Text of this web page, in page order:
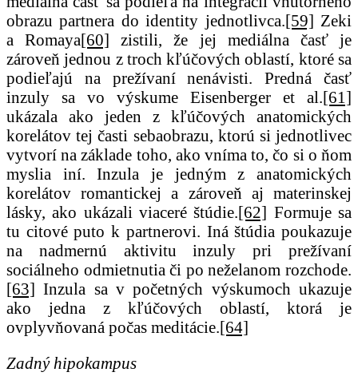
obrazu partnera do identity jednotlivca.[59] Zeki
a Romaya[60] zistili, že jej mediálna časť je
zároveň jednou z troch kľúčových oblastí, ktoré sa
podieľajú na prežívaní nenávisti. Predná časť
inzuly sa vo výskume Eisenberger et al.[61]
ukázala ako jeden z kľúčových anatomických
korelátov tej časti sebaobrazu, ktorú si jednotlivec
vytvorí na základe toho, ako vníma to, čo si o ňom
myslia iní. Inzula je jedným z anatomických
korelátov romantickej a zároveň aj materinskej
lásky, ako ukázali viaceré štúdie.[62] Formuje sa
tu citové puto k partnerovi. Iná štúdia poukazuje
na nadmernú aktivitu inzuly pri prežívaní
sociálneho odmietnutia či po neželanom rozchode.
[63] Inzula sa v početných výskumoch ukazuje
ako jedna z kľúčových oblastí, ktorá je
ovplyvňovaná počas meditácie.[64]
Zadný hipokampus